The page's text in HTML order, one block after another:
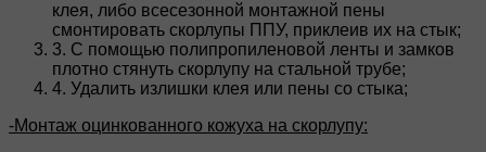
клея, либо всесезонной монтажной пены
смонтировать скорлупы ППУ, приклеив их на стык;
3. С помощью полипропиленовой ленты и замков
плотно стянуть скорлупу на стальной трубе;
4. Удалить излишки клея или пены со стыка;
-Монтаж оцинкованного кожуха на скорлупу: